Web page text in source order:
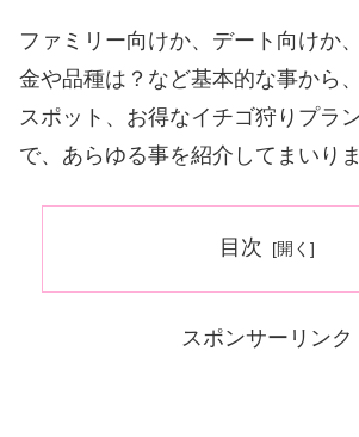
ファミリー向けか、デート向けか
金や品種は？など基本的な事から
スポット、お得なイチゴ狩りプラ
で、あらゆる事を紹介してまいりま
目次
スポンサーリンク